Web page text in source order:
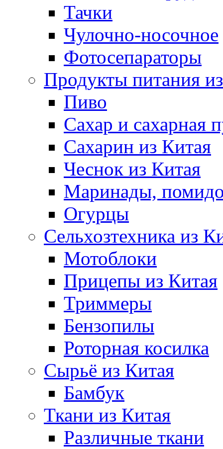
Тачки
Чулочно-носочное
Фотосепараторы
Продукты питания
Пиво
Сахар и сахарная
Сахарин из Китая
Чеснок из Китая
Маринады,
Огурцы
Сельхозтехника из
Мотоблоки
Прицепы из Китая
Триммеры
Бензопилы
Роторная косилка
Сырьё из Китая
Бамбук
Ткани из Китая
Различные ткани